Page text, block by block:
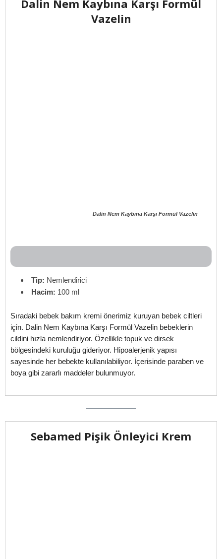
Dalin Nem Kaybına Karşı Formül
Vazelin
Dalin Nem Kaybına Karşı Formül Vazelin
Tip: Nemlendirici
Hacim: 100 ml
Sıradaki bebek bakım kremi önerimiz kuruyan bebek ciltleri
için. Dalin Nem Kaybına Karşı Formül Vazelin bebeklerin
cildini hızla nemlendiriyor. Özellikle topuk ve dirsek
bölgesindeki kuruluğu gideriyor. Hipoalerjenik yapısı
sayesinde her bebekte kullanılabiliyor. İçerisinde paraben ve
boya gibi zararlı maddeler bulunmuyor.
Sebamed Pişik Önleyici Krem